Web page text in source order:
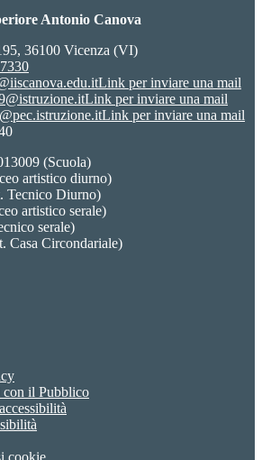
Antonio Canova
36100 Vicenza (VI)
Link per inviare una mail
Link per inviare una mail
Link per inviare una mail
(Scuola)
artistico diurno)
Tecnico Diurno)
artistico serale)
serale)
Casa Circondariale)
il Pubblico
cookie